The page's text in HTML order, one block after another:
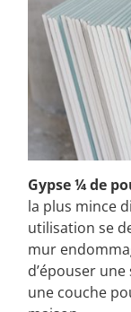
Gypse ¼ de
la plus mince
utilisation se
mur
d’épouser